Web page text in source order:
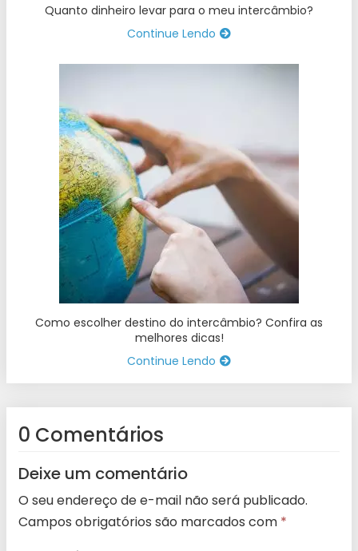
Quanto dinheiro levar para o meu intercâmbio?
Continue Lendo
Como escolher destino do intercâmbio? Confira as
melhores dicas!
Continue Lendo
0 Comentários
Deixe um comentário
O seu endereço de e-mail não será publicado.
Campos obrigatórios são marcados com *